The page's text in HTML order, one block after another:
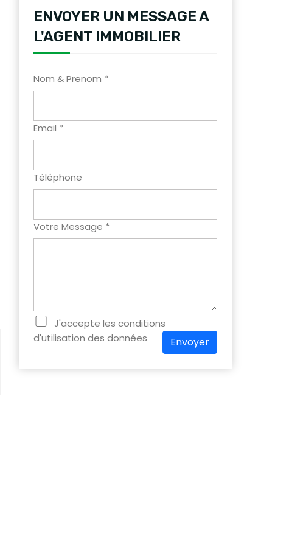
ENVOYER UN MESSAGE A
L'AGENT IMMOBILIER
Nom & Prenom *
Email *
Téléphone
Votre Message *
J'accepte les conditions
d'utilisation des données
Envoyer